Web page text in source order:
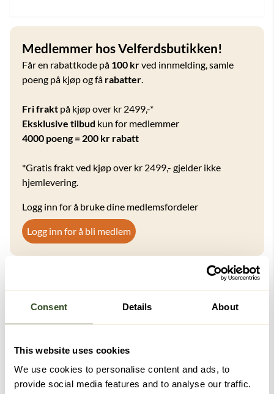
Consent Details About
This website uses cookies
We use cookies to personalise content and ads, to
provide social media features and to analyse our traffic.
Medlemmer hos Velferdsbutikken!
Får en rabattkode på 100 krved innmelding, samle
poeng på kjøp og få rabatter
Fri frakt på kjøp over kr 2499,-*
Eksklusive tilbud kun for medlemmer
4000 poeng = 200 kr rabatt
*Gratis frakt ved kjøp over kr 2499,- gjelder ikke
hjemlevering.
Logg inn for å bruke dine medlemsfordeler
Logg inn for å bli medlem
Kanskje du også vil like disse
-15%